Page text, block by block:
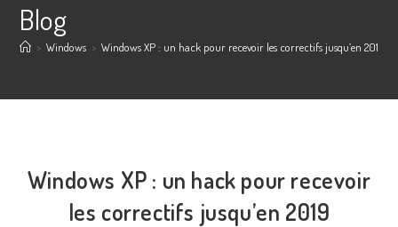
Blog
> Windows > Windows XP : un hack pour recevoir les correctifs jusqu’en 2019
Windows XP : un hack pour recevoir
les correctifs jusqu’en 2019